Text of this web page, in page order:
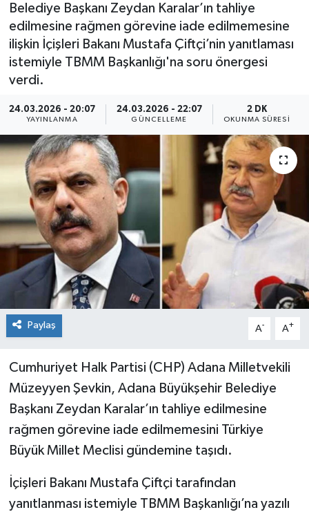
Belediye Başkanı Zeydan Karalar’ın tahliye
edilmesine rağmen görevine iade edilmemesine
ilişkin İçişleri Bakanı Mustafa Çiftçi’nin yanıtlaması
istemiyle TBMM Başkanlığı'na soru önergesi
verdi.
24.03.2026 - 20:07
YAYINLANMA
24.03.2026 - 22:07
GÜNCELLEME
2 DK
OKUNMA SÜRESI
Paylaş A- A+
Cumhuriyet Halk Partisi (CHP) Adana Milletvekili
Müzeyyen Şevkin, Adana Büyükşehir Belediye
Başkanı Zeydan Karalar’ın tahliye edilmesine
rağmen görevine iade edilmemesini Türkiye
Büyük Millet Meclisi gündemine taşıdı.
İçişleri Bakanı Mustafa Çiftçi tarafından
yanıtlanması istemiyle TBMM Başkanlığı’na yazılı